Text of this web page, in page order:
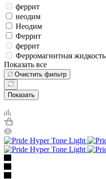
феррит
неодим
Неодим
Феррит
феррит
Ферромагнитная жидкость
Показать все
Очистить фильтр
Показать